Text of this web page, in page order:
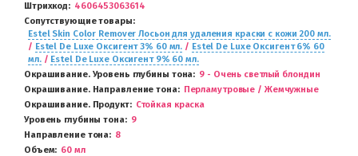
Штрихкод
4606453063614
Сопутствующие товары
Estel Skin Color Remover Лосьон для удаления краски с кожи 200 мл.
/ Estel De Luxe Оксигент 3% 60 мл. / Estel De Luxe Оксигент 6% 60
мл./ Estel De Luxe Оксигент 9% 60 мл.
Окрашивание. Уровень глубины тона
9 - Очень светлый блондин
Окрашивание. Направление тона
Перламутровые / Жемчужные
Окрашивание. Продукт
Стойкая краска
Уровень глубины тона
9
Направление тона
8
Объем
60 мл